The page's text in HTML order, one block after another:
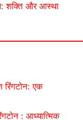
शक्ति और आस्था
एक
: आध्यात्मिक